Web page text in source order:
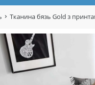
Тканина бязь Gold з